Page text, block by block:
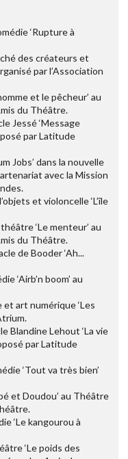
‘Rupture à
des créateurs et
par l’Association
et le pêcheur’ au
du Théâtre.
Jessé ‘Message
par Latitude
Jobs’ dans la nouvelle
avec la Mission
et violoncelle ‘L’île
‘Le menteur’ au
du Théâtre.
de Booder ‘Ah...
‘Airb’n boom’ au
et art numérique ‘Les
Blandine Lehout ‘La vie
par Latitude
‘Tout va très bien’
et Doudou’ au Théâtre
‘Le kangourou à
‘Le poids des